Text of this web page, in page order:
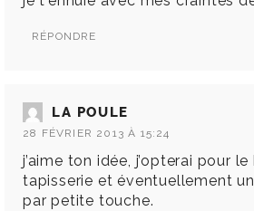
RÉPONDRE
LA POULE
28 FÉVRIER 2013 À 15:24
j’aime ton idée, j’opterai pour
tapisserie et éventuellement
par petite touche.